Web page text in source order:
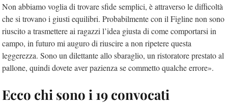
Non abbiamo voglia di trovare sfide semplici, è attraverso le difficoltà
che si trovano i giusti equilibri. Probabilmente con il Figline non sono
riuscito a trasmettere ai ragazzi l’idea giusta di come comportarsi in
campo, in futuro mi auguro di riuscire a non ripetere questa
leggerezza. Sono un dilettante allo sbaraglio, un ristoratore prestato al
pallone, quindi dovete aver pazienza se commetto qualche errore».
Ecco chi sono i 19 convocati